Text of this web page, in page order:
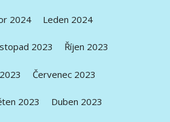
2024 Leden 2024
2023 Říjen 2023
Červenec 2023
2023 Duben 2023